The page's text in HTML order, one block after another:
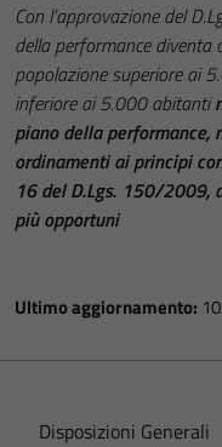
Con l’approvazione del
della performance
popolazione superiore ai
inferiore ai 5.000 abitanti
piano della performance,
ordinamenti ai principi
16 del D.Lgs. 150/2009,
più opportuni
Ultimo aggiornamento:
Disposizioni Generali